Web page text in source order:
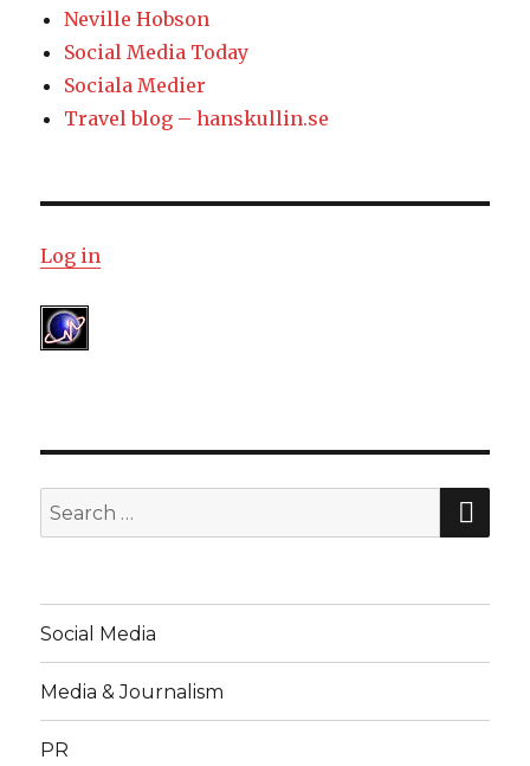
Neville Hobson
Social Media Today
Sociala Medier
Travel blog – hanskullin.se
Log in
Search
for:
Social Media
Media & Journalism
PR